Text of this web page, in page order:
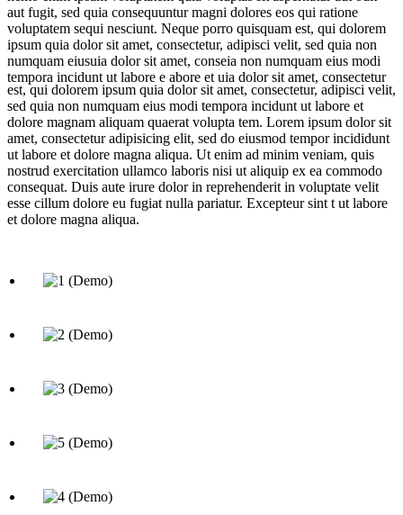
aut fugit, sed quia consequuntur magni dolores eos qui ratione
voluptatem sequi nesciunt. Neque porro quisquam est, qui dolorem
ipsum quia dolor sit amet, consectetur, adipisci velit, sed quia non
numquam eiusuia dolor sit amet, conseia non numquam eius modi
tempora incidunt ut labore e abore et uia dolor sit amet, consectetur
est, qui dolorem ipsum quia dolor sit amet, consectetur, adipisci velit,
sed quia non numquam eius modi tempora incidunt ut labore et
dolore magnam aliquam quaerat volupta tem. Lorem ipsum dolor sit
amet, consectetur adipisicing elit, sed do eiusmod tempor incididunt
ut labore et dolore magna aliqua. Ut enim ad minim veniam, quis
nostrud exercitation ullamco laboris nisi ut aliquip ex ea commodo
consequat. Duis aute irure dolor in reprehenderit in voluptate velit
esse cillum dolore eu fugiat nulla pariatur. Excepteur sint t ut labore
et dolore magna aliqua.